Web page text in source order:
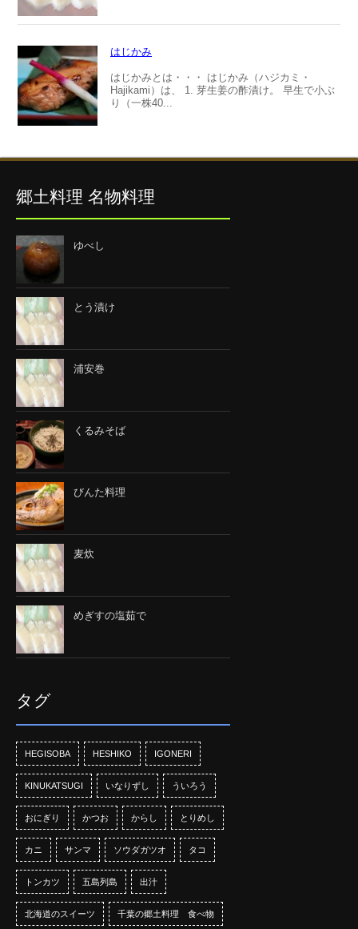
はじかみ
はじかみとは・・・ はじかみ（ハジカミ・
Hajikami）は、 1. 芽生姜の酢漬け。 早生で小ぶ
り（一株40...
郷土料理 名物料理
ゆべし
とう漬け
浦安巻
くるみそば
びんた料理
麦炊
めぎすの塩茹で
タグ
HEGISOBA HESHIKO IGONERI
KINUKATSUGI いなりずし ういろう
おにぎり かつお からし とりめし
カニ サンマ ソウダガツオ タコ
トンカツ 五島列島 出汁
北海道のスイーツ 千葉の郷土料理 食べ物